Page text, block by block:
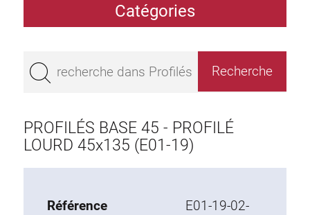
Catégories
Bestseller
Profilés base 45
Profilés base 40
PROFILÉS BASE 45 - PROFILÉ
LOURD 45x135 (E01-19)
Référence
E01-19-02-